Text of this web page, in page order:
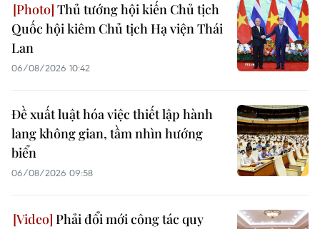
Thủ tướng hội kiến Chủ tịch
Quốc hội kiêm Chủ tịch Hạ viện Thái
Lan
06/08/2026 10:42
Đề xuất luật hóa việc thiết lập hành
lang không gian, tầm nhìn hướng
biển
06/08/2026 09:58
Phải đổi mới công tác quy